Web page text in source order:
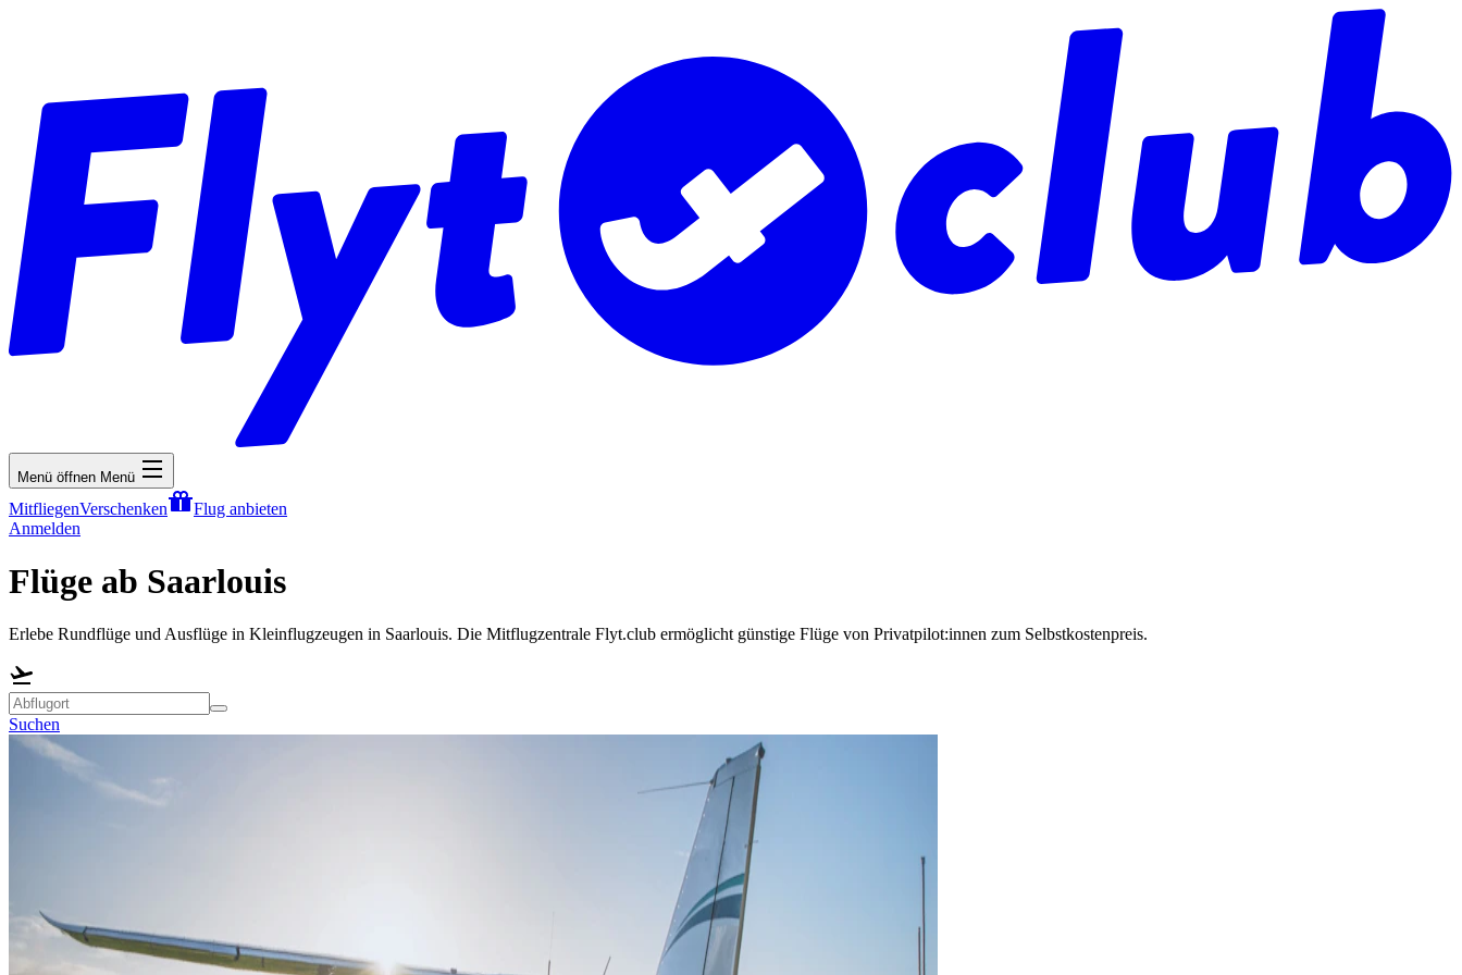
Menü öffnen Menü
MitfliegenVerschenken
Flug anbieten
Anmelden
Flüge ab Saarlouis
Erlebe Rundflüge und Ausflüge in Kleinflugzeugen in Saarlouis. Die Mitflugzentrale Flyt.club ermöglicht günstige Flüge von Privatpilot:innen zum Selbstkostenpreis.
Suchen